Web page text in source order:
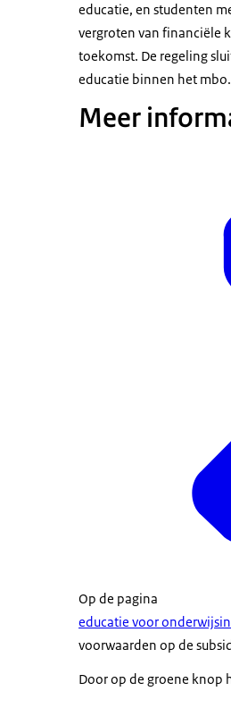
educatie, en studenten
vergroten van financiële
toekomst. De regeling
educatie binnen het mbo.
Meer
Op de pagina
educatie voor
voorwaarden op de
Door op de groene knop